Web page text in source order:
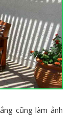
cũng làm ảnh